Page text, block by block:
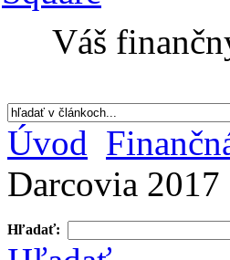
Váš
Úvod
Darcovia 2017
Hľadať: